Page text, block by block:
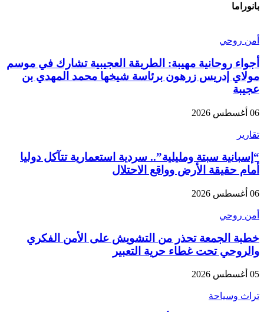
بانوراما
أمن روحي
أجواء روحانية مهيبة: الطريقة العجيبية تشارك في موسم
مولاي إدريس زرهون برئاسة شيخها محمد المهدي بن
عجيبة
06 أغسطس 2026
تقارير
“إسبانية سبتة ومليلية”.. سردية استعمارية تتآكل دوليا
أمام حقيقة الأرض وواقع الاحتلال
06 أغسطس 2026
أمن روحي
خطبة الجمعة تحذر من التشويش على الأمن الفكري
والروحي تحت غطاء حرية التعبير
05 أغسطس 2026
تراث وسياحة